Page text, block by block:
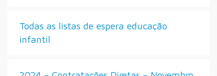
Todas as listas de espera educação
infantil